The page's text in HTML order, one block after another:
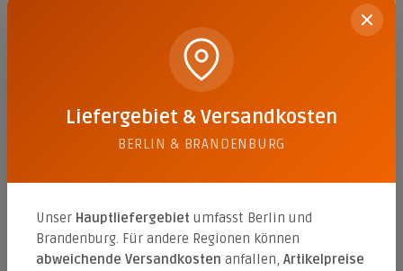
Evio 60/40/3,8 feingestrahlt
anthrazit (feingestrahlt)
(45,75 €* / 1 qm)
Evio 60/40/3,8 feingestrahlt
Liefergebiet & Versandkosten
BERLIN & BRANDENBURG
Unser Hauptliefergebiet umfasst Berlin und
Brandenburg. Für andere Regionen können
abweichende Versandkosten anfallen, Artikelpreise